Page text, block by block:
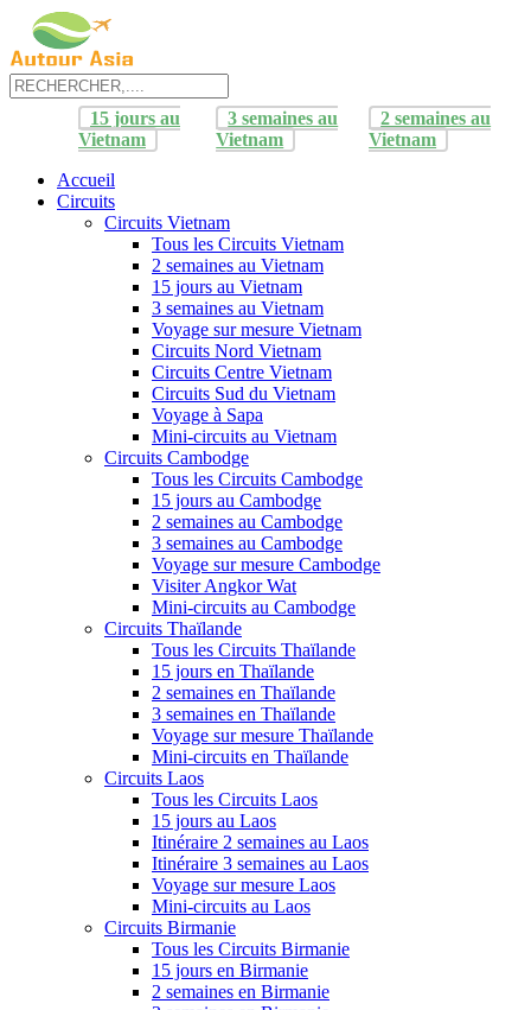
15 jours au
Vietnam
3 semaines au
Vietnam
2 semaines au
Vietnam
Accueil
Circuits
Circuits Vietnam
Tous les Circuits Vietnam
2 semaines au Vietnam
15 jours au Vietnam
3 semaines au Vietnam
Voyage sur mesure Vietnam
Circuits Nord Vietnam
Circuits Centre Vietnam
Circuits Sud du Vietnam
Voyage à Sapa
Mini-circuits au Vietnam
Circuits Cambodge
Tous les Circuits Cambodge
15 jours au Cambodge
2 semaines au Cambodge
3 semaines au Cambodge
Voyage sur mesure Cambodge
Visiter Angkor Wat
Mini-circuits au Cambodge
Circuits Thaïlande
Tous les Circuits Thaïlande
15 jours en Thaïlande
2 semaines en Thaïlande
3 semaines en Thaïlande
Voyage sur mesure Thaïlande
Mini-circuits en Thaïlande
Circuits Laos
Tous les Circuits Laos
15 jours au Laos
Itinéraire 2 semaines au Laos
Itinéraire 3 semaines au Laos
Voyage sur mesure Laos
Mini-circuits au Laos
Circuits Birmanie
Tous les Circuits Birmanie
15 jours en Birmanie
2 semaines en Birmanie